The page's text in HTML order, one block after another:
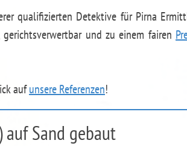
qualifizierten Detektive für Pirna
und zu einem fairen
aufunsere Referenzen!
Sand gebaut